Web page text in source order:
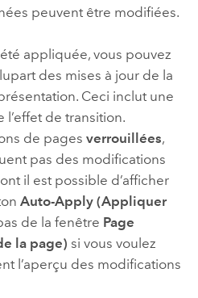
peuvent être modifiées.
appliquée, vous pouvez
des mises à jour de la
Ceci inclut une
de transition.
de pages verrouillées,
pas des modifications
il est possible d’afficher
Auto-Apply (Appliquer
de la fenêtre Page
la page) si vous voulez
l’aperçu des modifications